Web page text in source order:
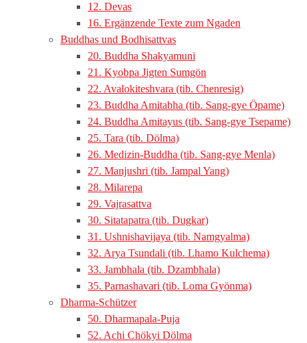
12. Devas
16. Ergänzende Texte zum Ngaden
Buddhas und Bodhisattvas
20. Buddha Shakyamuni
21. Kyobpa Jigten Sumgön
22. Avalokiteshvara (tib. Chenresig)
23. Buddha Amitabha (tib. Sang-gye Öpame)
24. Buddha Amitayus (tib. Sang-gye Tsepame)
25. Tara (tib. Dölma)
26. Medizin-Buddha (tib. Sang-gye Menla)
27. Manjushri (tib. Jampal Yang)
28. Milarepa
29. Vajrasattva
30. Sitatapatra (tib. Dugkar)
31. Ushnishavijaya (tib. Namgyalma)
32. Arya Tsundali (tib. Lhamo Kulchema)
33. Jambhala (tib. Dzambhala)
35. Parnashavari (tib. Loma Gyönma)
Dharma-Schützer
50. Dharmapala-Puja
52. Achi Chökyi Dölma